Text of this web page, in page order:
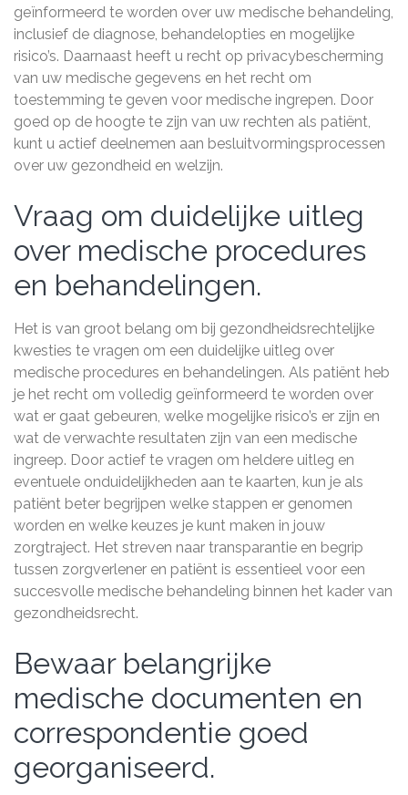
geïnformeerd te worden over uw medische behandeling,
inclusief de diagnose, behandelopties en mogelijke
risico’s. Daarnaast heeft u recht op privacybescherming
van uw medische gegevens en het recht om
toestemming te geven voor medische ingrepen. Door
goed op de hoogte te zijn van uw rechten als patiënt,
kunt u actief deelnemen aan besluitvormingsprocessen
over uw gezondheid en welzijn.
Vraag om duidelijke uitleg
over medische procedures
en behandelingen.
Het is van groot belang om bij gezondheidsrechtelijke
kwesties te vragen om een duidelijke uitleg over
medische procedures en behandelingen. Als patiënt heb
je het recht om volledig geïnformeerd te worden over
wat er gaat gebeuren, welke mogelijke risico’s er zijn en
wat de verwachte resultaten zijn van een medische
ingreep. Door actief te vragen om heldere uitleg en
eventuele onduidelijkheden aan te kaarten, kun je als
patiënt beter begrijpen welke stappen er genomen
worden en welke keuzes je kunt maken in jouw
zorgtraject. Het streven naar transparantie en begrip
tussen zorgverlener en patiënt is essentieel voor een
succesvolle medische behandeling binnen het kader van
gezondheidsrecht.
Bewaar belangrijke
medische documenten en
correspondentie goed
georganiseerd.